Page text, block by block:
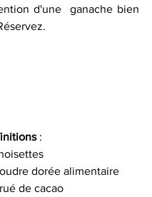
d'une  ganache bien
:
dorée alimentaire
de cacao